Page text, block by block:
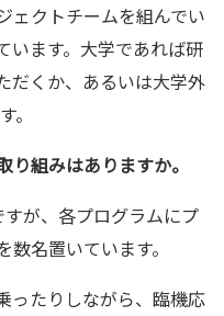
ェクトチームを組んでい
います。大学であれば研
だくか、あるいは大学外
。
り組みはありますか。
が、各プログラムにプ
名置いています。
ったりしながら、臨機応